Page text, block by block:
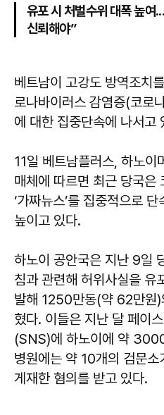
유포 시 처벌수위 대폭 높여
신뢰해야”
베트남이 고강도 방역조치
로나바이러스 감염증(코로
에 대한 집중단속에 나서고
11일 베트남플러스, 하노
매체에 따르면 최근 당국은
‘가짜뉴스’를 집중적으로
높이고 있다.
하노이 공안국은 지난 9일
침과 관련해 허위사실을
발해 1250만동(약 62만원)
혔다. 이들은 지난 달 페이
(SNS)에 하노이에 약
병원에는 약 10개의 검문
게재한 혐의를 받고 있다.